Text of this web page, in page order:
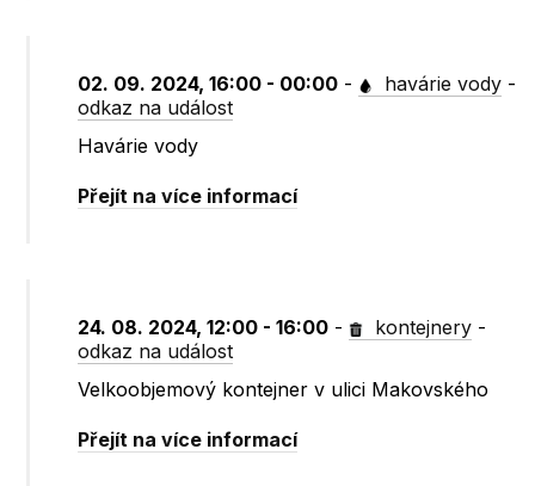
02. 09. 2024, 16:00 - 00:00 - havárie vody -
odkaz na událost
Havárie vody
Přejít na více informací
24. 08. 2024, 12:00 - 16:00 - kontejnery -
odkaz na událost
Velkoobjemový kontejner v ulici Makovského
Přejít na více informací